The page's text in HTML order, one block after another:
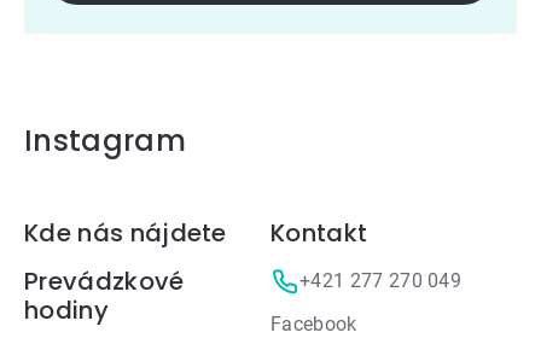
Instagram
Zápätie
Kde nás nájdete
Prevádzkové
hodiny
Kontakt
+421 277 270 049
Facebook